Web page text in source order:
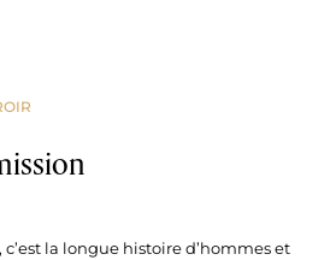
la longue histoire d’hommes et